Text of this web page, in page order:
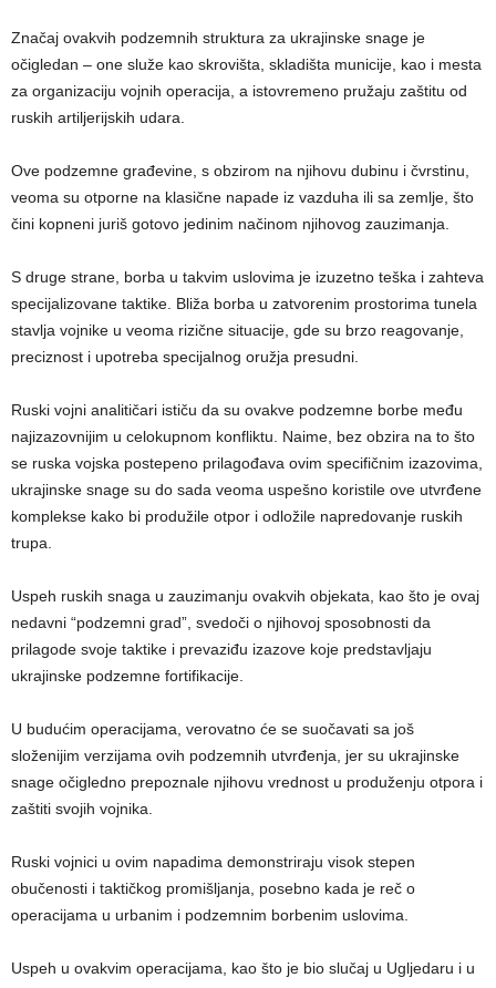
Značaj ovakvih podzemnih struktura za ukrajinske snage je
očigledan – one služe kao skrovišta, skladišta municije, kao i mesta
za organizaciju vojnih operacija, a istovremeno pružaju zaštitu od
ruskih artiljerijskih udara.
Ove podzemne građevine, s obzirom na njihovu dubinu i čvrstinu,
veoma su otporne na klasične napade iz vazduha ili sa zemlje, što
čini kopneni juriš gotovo jedinim načinom njihovog zauzimanja.
S druge strane, borba u takvim uslovima je izuzetno teška i zahteva
specijalizovane taktike. Bliža borba u zatvorenim prostorima tunela
stavlja vojnike u veoma rizične situacije, gde su brzo reagovanje,
preciznost i upotreba specijalnog oružja presudni.
Ruski vojni analitičari ističu da su ovakve podzemne borbe među
najizazovnijim u celokupnom konfliktu. Naime, bez obzira na to što
se ruska vojska postepeno prilagođava ovim specifičnim izazovima,
ukrajinske snage su do sada veoma uspešno koristile ove utvrđene
komplekse kako bi produžile otpor i odložile napredovanje ruskih
trupa.
Uspeh ruskih snaga u zauzimanju ovakvih objekata, kao što je ovaj
nedavni “podzemni grad”, svedoči o njihovoj sposobnosti da
prilagode svoje taktike i prevaziđu izazove koje predstavljaju
ukrajinske podzemne fortifikacije.
U budućim operacijama, verovatno će se suočavati sa još
složenijim verzijama ovih podzemnih utvrđenja, jer su ukrajinske
snage očigledno prepoznale njihovu vrednost u produženju otpora i
zaštiti svojih vojnika.
Ruski vojnici u ovim napadima demonstriraju visok stepen
obučenosti i taktičkog promišljanja, posebno kada je reč o
operacijama u urbanim i podzemnim borbenim uslovima.
Uspeh u ovakvim operacijama, kao što je bio slučaj u Ugljedaru i u